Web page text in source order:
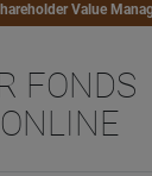
Value
FONDS